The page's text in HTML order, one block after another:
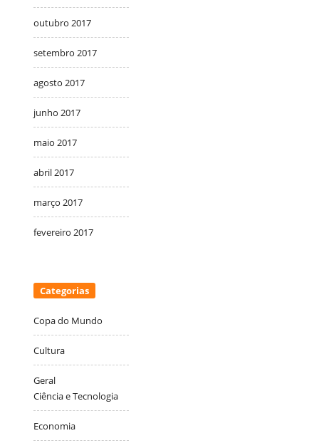
outubro 2017
setembro 2017
agosto 2017
junho 2017
maio 2017
abril 2017
março 2017
fevereiro 2017
Categorias
Copa do Mundo
Cultura
Geral
Ciência e Tecnologia
Economia